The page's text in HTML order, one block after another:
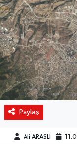
Paylaş
Ali ARASLI